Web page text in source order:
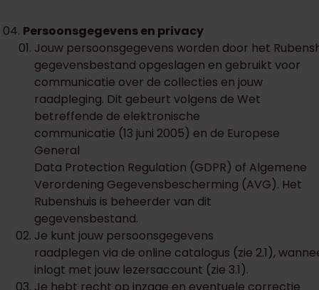
Persoonsgegevens en privacy
Jouw persoonsgegevens worden door het
gegevensbestand opgeslagen en gebruikt voor
communicatie over de collecties en jouw
raadpleging. Dit gebeurt volgens de Wet
betreffende de elektronische
communicatie (13 juni 2005) en de Europese
General
Data Protection Regulation (GDPR) of Algemene
Verordening Gegevensbescherming (AVG). Het
Rubenshuis is beheerder van dit
gegevensbestand.
Je kunt jouw persoonsgegevens
raadplegen via de online catalogus (zie 2.1),
inlogt met jouw lezersaccount (zie 3.1).